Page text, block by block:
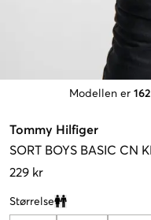
Modellen er 162
Tommy Hilfiger
SORT BOYS BASIC CN
229 kr
Størrelse
Clone modal